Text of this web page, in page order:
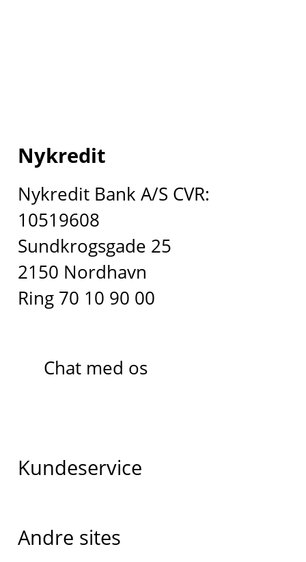
Nykredit
Nykredit Bank A/S CVR:
10519608
Sundkrogsgade 25
2150 Nordhavn
Ring 70 10 90 00
Chat med os
Kundeservice
Andre sites